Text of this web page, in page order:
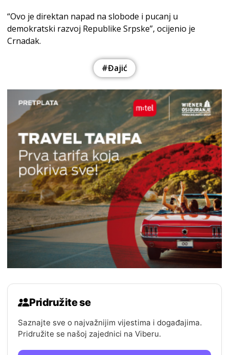
“Ovo je direktan napad na slobode i pucanj u
demokratski razvoj Republike Srpske”, ocijenio je
Crnadak.
#Đajić
Pridružite se
Saznajte sve o najvažnijim vijestima i događajima.
Pridružite se našoj zajednici na Viberu.